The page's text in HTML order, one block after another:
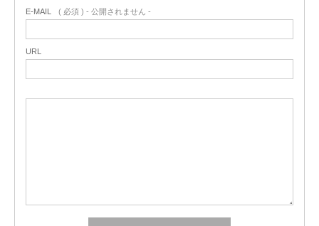
E-MAIL ( 必須 ) - 公開されません -
URL